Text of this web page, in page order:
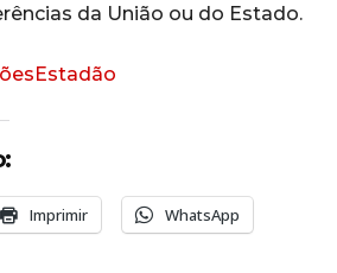
da União ou do Estado.
Imprimir WhatsApp